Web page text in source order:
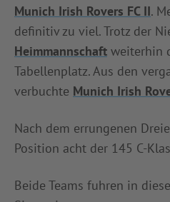
Munich Irish Rovers FC II.
definitiv zu viel. Trotz der
Heimmannschaft weiterhin
Tabellenplatz. Aus den
verbuchte Munich Irish
Nach dem errungenen
Position acht der 145 C-
Beide Teams fuhren in